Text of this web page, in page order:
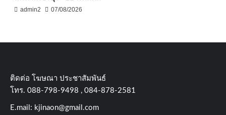
admin2 07/08/2026
ติดต่อ​ โฆษณา​ ประชาสัมพันธ์
โทร​. 088-798-9498 , 084-878-2581
E.mail: kjinaon@gmail.com